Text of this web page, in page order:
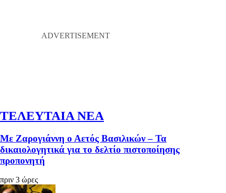
ΤΕΛΕΥΤΑΙΑ ΝΕΑ
Με Ζαρογιάννη ο Αετός Βασιλικών – Τα
δικαιολογητικά για το δελτίο πιστοποίησης
προπονητή
πριν 3 ώρες